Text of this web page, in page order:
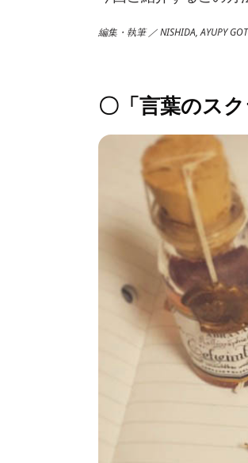
編集・執筆 ／ NISHIDA, AYUPY
〇「言葉のス